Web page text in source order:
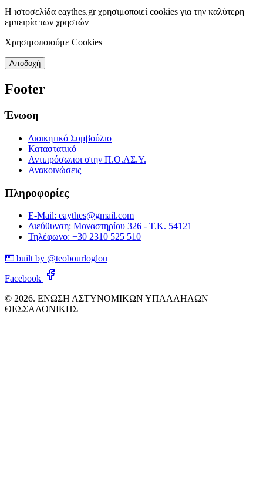
Η ιστοσελίδα eaythes.gr χρησιμοποιεί cookies για την καλύτερη
εμπειρία των χρηστών
Χρησιμοποιούμε Cookies
Αποδοχή
Footer
Ένωση
Διοικητικό Συμβούλιο
Καταστατικό
Αντιπρόσωποι στην Π.Ο.ΑΣ.Υ.
Ανακοινώσεις
Πληροφορίες
E-Mail: eaythes@gmail.com
Διεύθυνση: Μοναστηρίου 326 - Τ.Κ. 54121
Τηλέφωνο: +30 2310 525 510
⌨️ built by @teobourloglou
Facebook
© 2026. ΕΝΩΣΗ ΑΣΤΥΝΟΜΙΚΩΝ ΥΠΑΛΛΗΛΩΝ
ΘΕΣΣΑΛΟΝΙΚΗΣ